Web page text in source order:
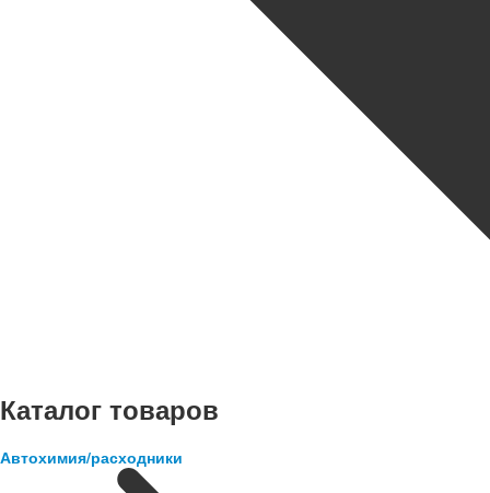
Каталог товаров
Автохимия/расходники